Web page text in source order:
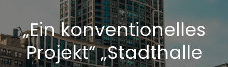
„Ein konventionelles
Projekt“ „Stadthalle